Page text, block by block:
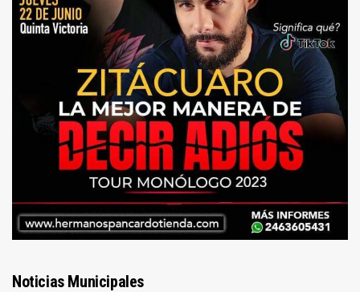
Noticias Municipales